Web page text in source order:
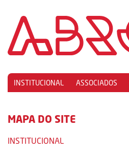
INSTITUCIONAL ASSOCIADOS
MAPA DO SITE
INSTITUCIONAL